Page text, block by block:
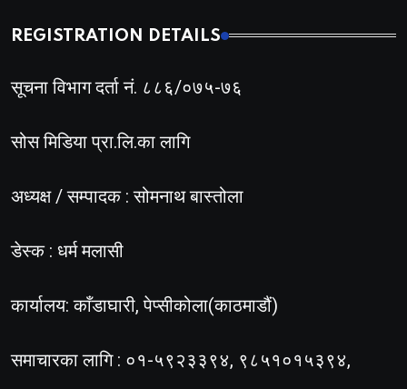
REGISTRATION DETAILS
सूचना विभाग दर्ता नं. ८८६/०७५-७६
सोस मिडिया प्रा.लि.का लागि
अध्यक्ष / सम्पादक : सोमनाथ बास्तोला
डेस्क : धर्म मलासी
कार्यालय: काँडाघारी, पेप्सीकोला(काठमाडौं)
समाचारका लागि : ०१-५९२३३९४, ९८५१०१५३९४,